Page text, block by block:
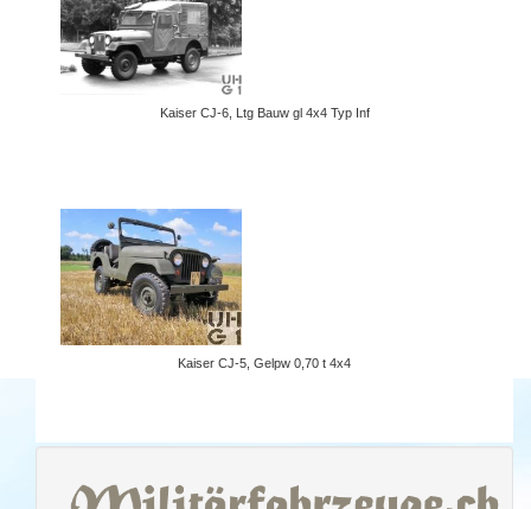
Kaiser CJ-6, Ltg Bauw gl 4x4 Typ Inf
Kaiser CJ-5, Gelpw 0,70 t 4x4